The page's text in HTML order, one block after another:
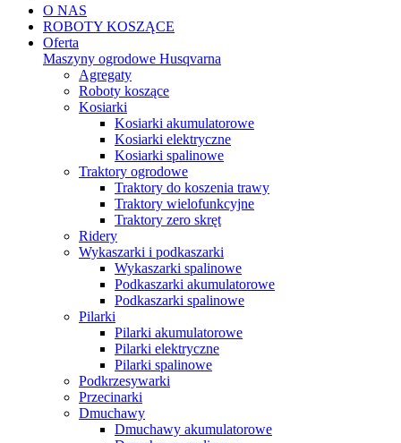
O NAS
ROBOTY KOSZĄCE
Oferta
Maszyny ogrodowe Husqvarna
Agregaty
Roboty koszące
Kosiarki
Kosiarki akumulatorowe
Kosiarki elektryczne
Kosiarki spalinowe
Traktory ogrodowe
Traktory do koszenia trawy
Traktory wielofunkcyjne
Traktory zero skręt
Ridery
Wykaszarki i podkaszarki
Wykaszarki spalinowe
Podkaszarki akumulatorowe
Podkaszarki spalinowe
Pilarki
Pilarki akumulatorowe
Pilarki elektryczne
Pilarki spalinowe
Podkrzesywarki
Przecinarki
Dmuchawy
Dmuchawy akumulatorowe